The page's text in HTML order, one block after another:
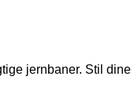
jernbaner. Stil dine